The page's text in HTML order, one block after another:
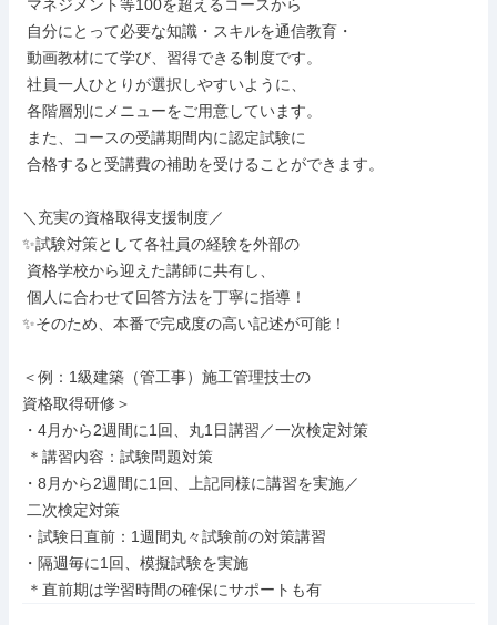
＼充実の資格取得支援制度／
✨試験対策として各社員の経験を外部の
✨そのため、本番で完成度の高い記述が可能！
＜例：1級建築（管工事）施工管理技士の
資格取得研修＞
・4月から2週間に1回、丸1日講習／一次検定対策
・8月から2週間に1回、上記同様に講習を実施／
・試験日直前：1週間丸々試験前の対策講習
・隔週毎に1回、模擬試験を実施
＊直前期は学習時間の確保にサポートも有